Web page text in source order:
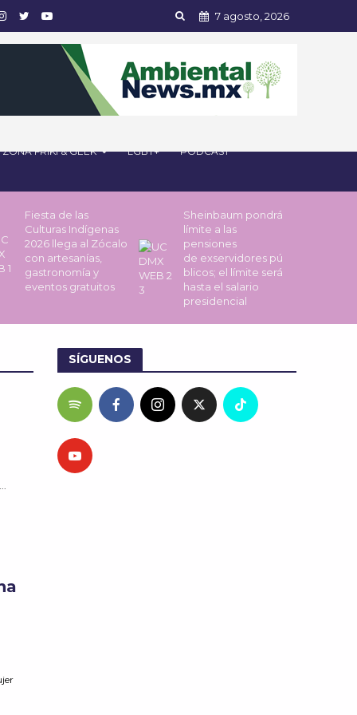
7 agosto, 2026
ZONA FRIKI & GEEK LGBT+ PODCAST
Fiesta de las
Culturas Indígenas
2026 llega al Zócalo
con artesanías,
gastronomía y
eventos gratuitos
Sheinbaum pondrá
límite a las
pensiones
de exservidores pú
blicos; el límite será
hasta el salario
presidencial
SÍGUENOS